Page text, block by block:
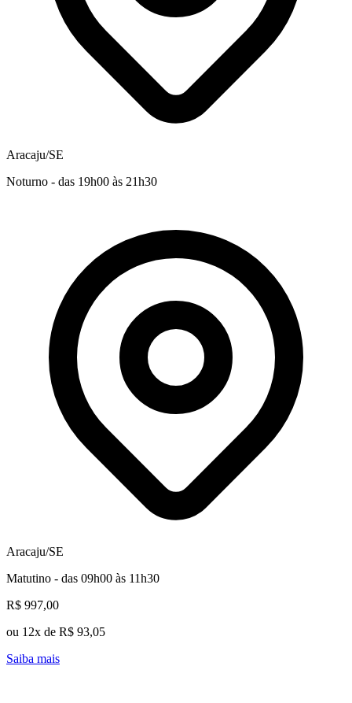
Aracaju/SE
Noturno - das 19h00 às 21h30
Aracaju/SE
Matutino - das 09h00 às 11h30
R$ 997,00
ou 12x de R$ 93,05
Saiba mais